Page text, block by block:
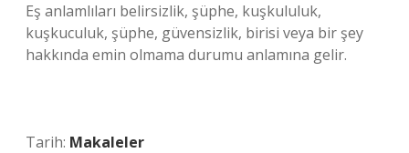
Eş anlamlıları belirsizlik, şüphe, kuşkululuk,
kuşkuculuk, şüphe, güvensizlik, birisi veya bir şey
hakkında emin olmama durumu anlamına gelir.
Tarih: Makaleler